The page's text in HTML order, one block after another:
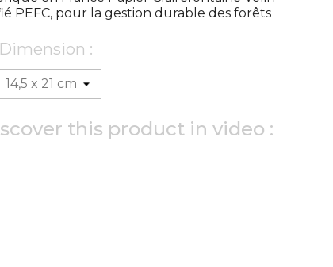
PEFC, pour la gestion durable des forêts
Dimension :
this product in video :